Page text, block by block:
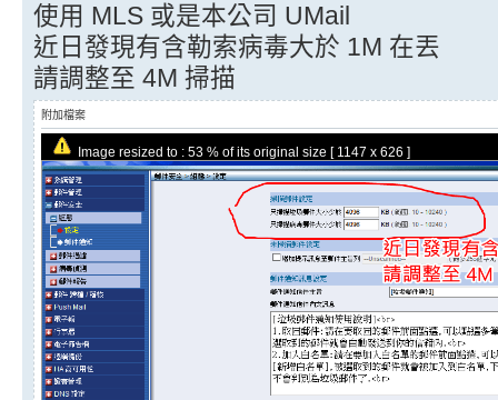
使用 MLS 或是本公司 UMail
近日發現有含勒索病毒大於 1M 在丟
請調整至 4M 掃描
附加檔案
Image resized to : 53 % of its original size [ 1147 x 626 ]